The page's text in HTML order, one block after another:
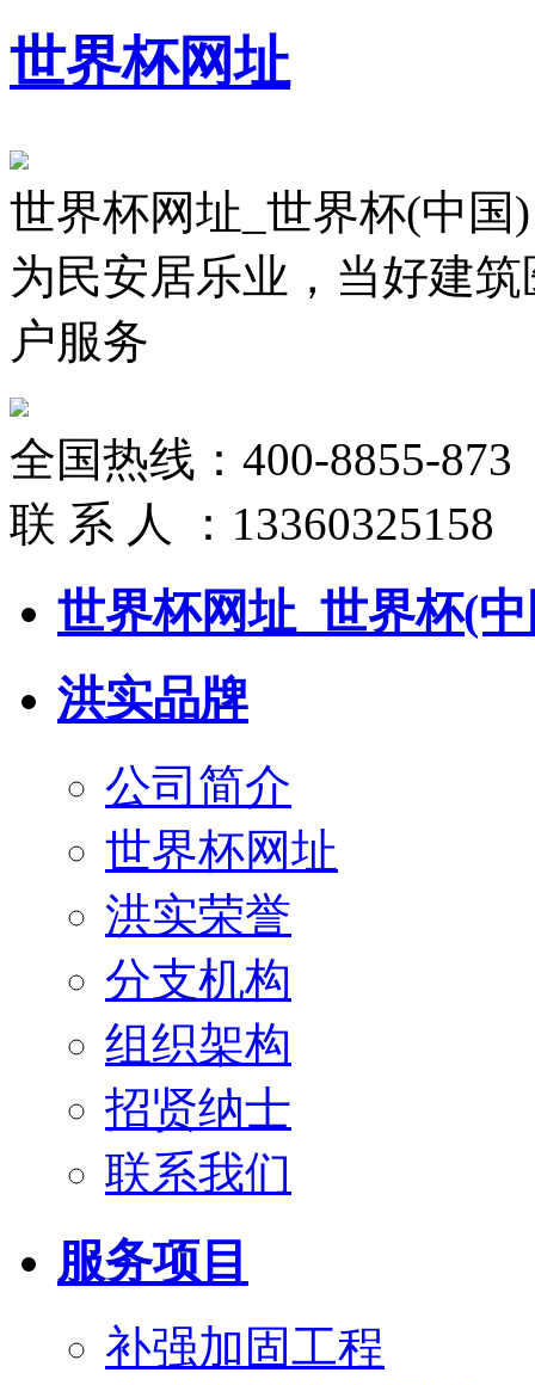
世界杯网址
世界杯网址_世界杯(中国)
为民安居乐业，当好建
户服务
全国热线： 400-8855-873
联 系 人 ： 13360325158
世界杯网址_世界杯(
洪实品牌
公司简介
世界杯网址
洪实荣誉
分支机构
组织架构
招贤纳士
联系我们
服务项目
补强加固工程